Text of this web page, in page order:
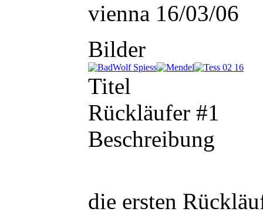
vienna 16/03/06
Bilder
Titel
Rückläufer #1
Beschreibung
die ersten